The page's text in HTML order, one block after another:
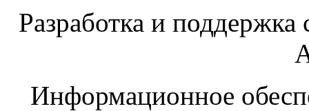
Разработка и
Информационное